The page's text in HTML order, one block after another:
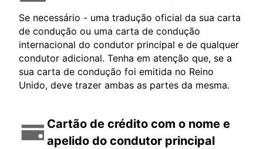
Se necessário - uma tradução oficial da sua carta
de condução ou uma carta de condução
internacional do condutor principal e de qualquer
condutor adicional. Tenha em atenção que, se a
sua carta de condução foi emitida no Reino
Unido, deve trazer ambas as partes da mesma.
Cartão de crédito com o nome e
apelido do condutor principal